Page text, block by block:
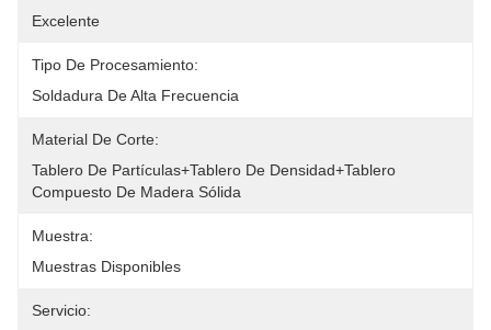
Excelente
Tipo De Procesamiento:
Soldadura De Alta Frecuencia
Material De Corte:
Tablero De Partículas+tablero De Densidad+tablero
Compuesto De Madera Sólida
Muestra:
Muestras Disponibles
Servicio: